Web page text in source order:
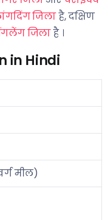
जिलाहै, दक्षिण
जिलाहै ।
in Hindi
मील)